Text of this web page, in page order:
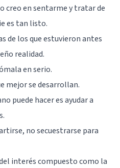
creo en sentarme y tratar de
es tan listo.
de los que estuvieron antes
realidad.
en serio.
mejor se desarrollan.
puede hacer es ayudar a
no secuestrarse para
interés compuesto como la